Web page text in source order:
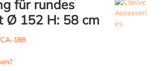
für rundes
Ø 152 H: 58 cm
CA-188